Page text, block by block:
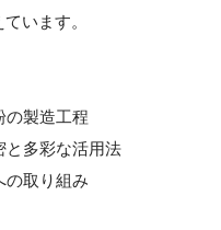
います。
の製造工程
と多彩な活用法
の取り組み